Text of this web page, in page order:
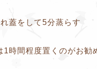
蓋をして5分蒸らす
時間程度置くのがお勧